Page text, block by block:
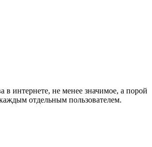
в интернете, не менее значимое, а порой
отдельным пользователем.